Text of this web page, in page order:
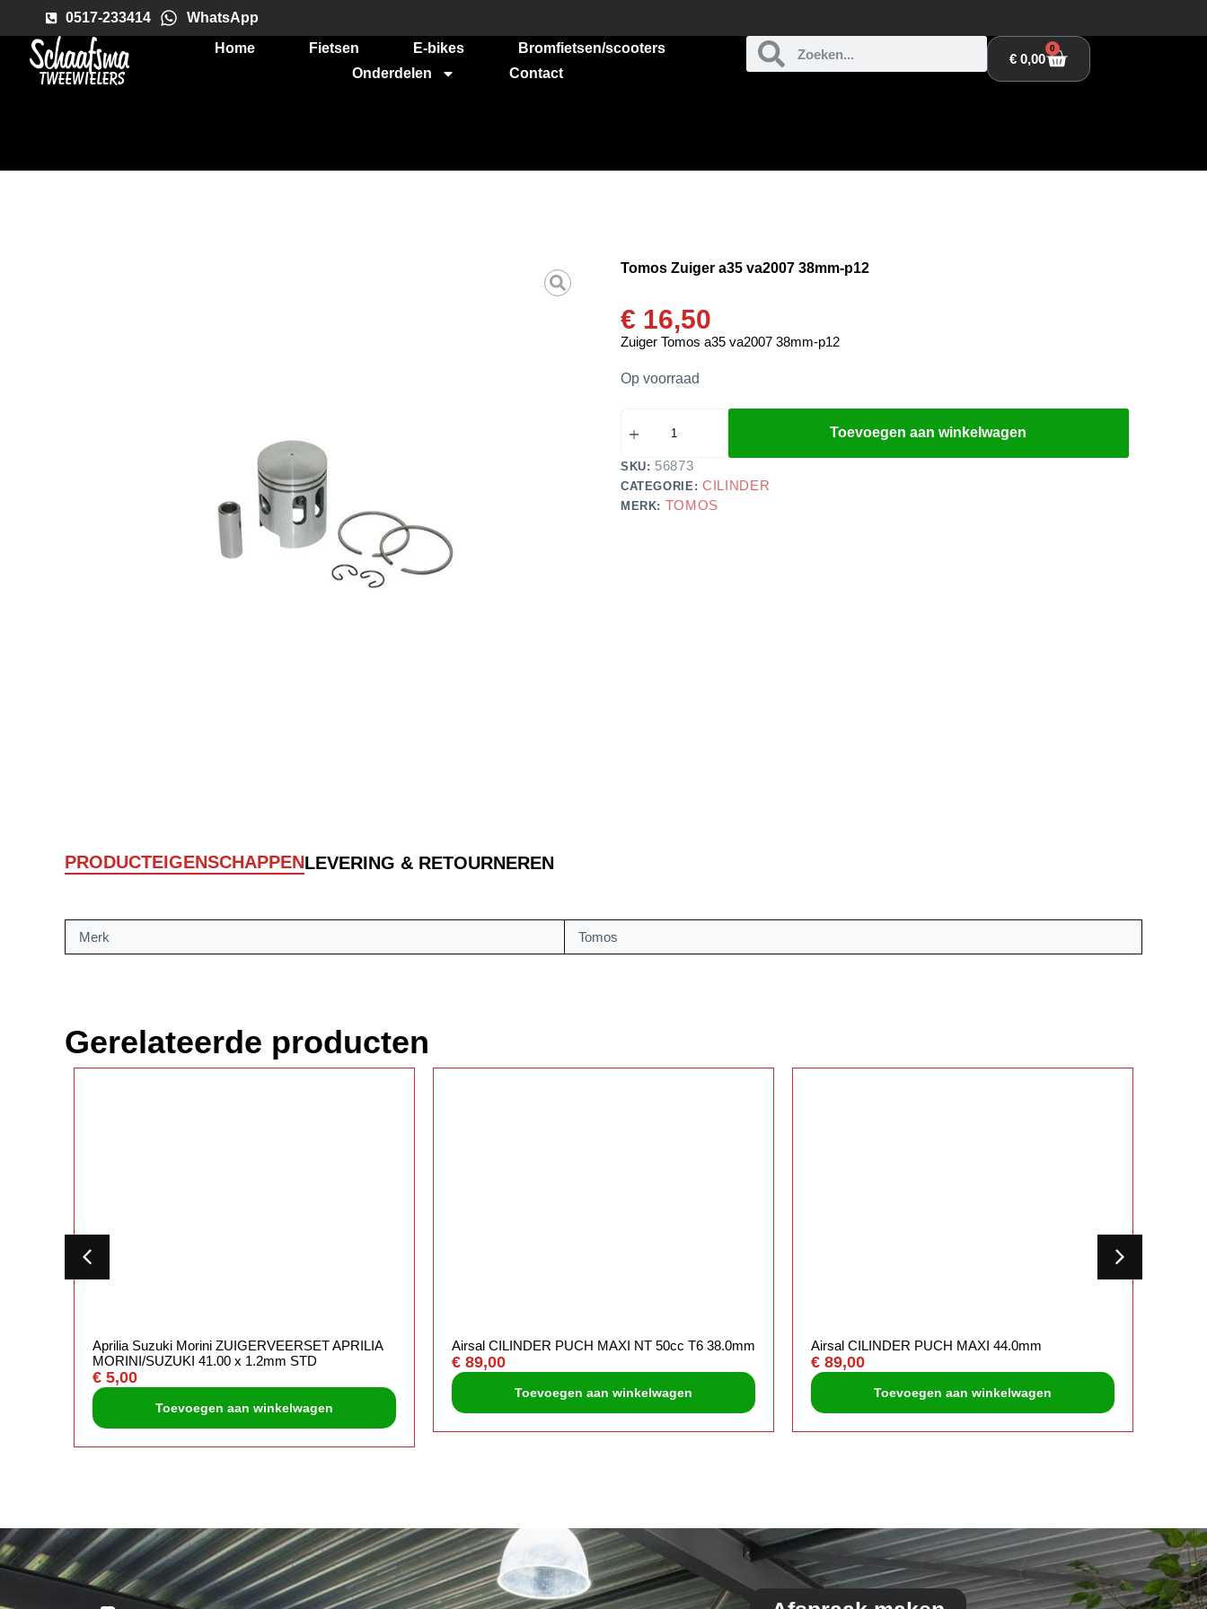
0517-233414
WhatsApp
Home
Fietsen E-bikes
Bromfietsen/scooters
Onderdelen
Contact
€0,00
0
Tomos Zuiger a35 va2007 38mm-p12
€ 16,50
Zuiger Tomos a35 va2007 38mm-p12
Op voorraad
Toevoegen aan winkelwagen
SKU: 56873
CATEGORIE:CILINDER
MERK: TOMOS
PRODUCTEIGENSCHAPPENLEVERING & RETOURNEREN
Merk Tomos
Gerelateerde producten
Aprilia Suzuki Morini ZUIGERVEERSET APRILIA
MORINI/SUZUKI 41.00 x 1.2mm STD
€ 5,00
Toevoegen aan winkelwagen
Airsal CILINDER PUCH MAXI NT 50cc T6 38.0mm
€ 89,00
Toevoegen aan winkelwagen
Airsal CILINDER PUCH MAXI 44.0mm
€ 89,00
Toevoegen aan winkelwagen